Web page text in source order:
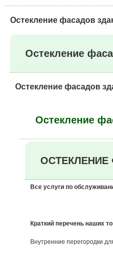
Остекление фасадов
Остекление
Остекление фасадов
Остекление
ОСТЕКЛЕНИЕ
Все услуги по
Краткий перечень наших
Внутренние перегородки